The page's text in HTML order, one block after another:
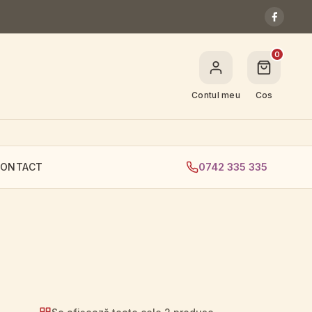
Contul meu
0
Cos
0742 335 335